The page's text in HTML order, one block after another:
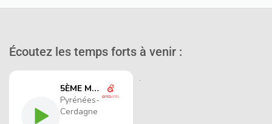
Écoutez les temps forts à venir :